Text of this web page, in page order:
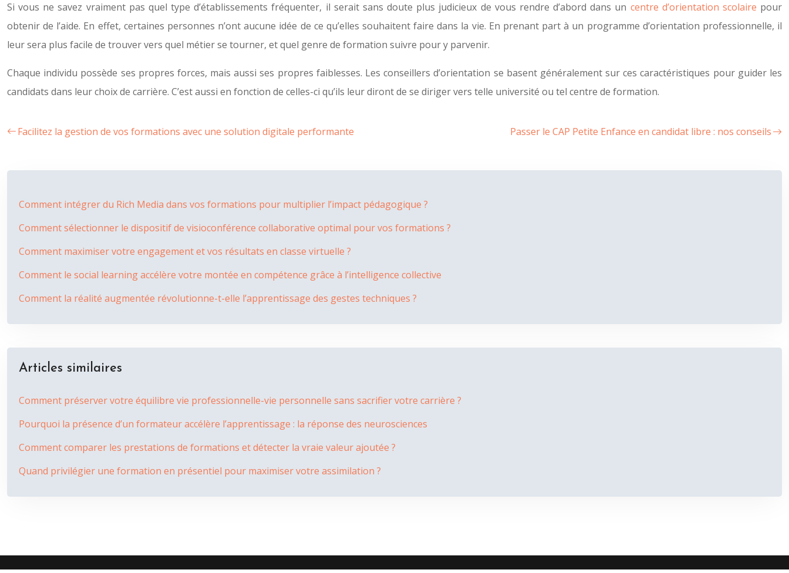
Si vous ne savez vraiment pas quel type d’établissements fréquenter, il serait sans doute plus judicieux de vous rendre d’abord dans un centre d’orientation scolaire pour
obtenir de l’aide. En effet, certaines personnes n’ont aucune idée de ce qu’elles souhaitent faire dans la vie. En prenant part à un programme d’orientation professionnelle, il
leur sera plus facile de trouver vers quel métier se tourner, et quel genre de formation suivre pour y parvenir.
Chaque individu possède ses propres forces, mais aussi ses propres faiblesses. Les conseillers d’orientation se basent généralement sur ces caractéristiques pour guider les
candidats dans leur choix de carrière. C’est aussi en fonction de celles-ci qu’ils leur diront de se diriger vers telle université ou tel centre de formation.
Facilitez la gestion de vos formations avec une solution digitale performante Passer le CAP Petite Enfance en candidat libre : nos conseils
Comment intégrer du Rich Media dans vos formations pour multiplier l’impact pédagogique ?
Comment sélectionner le dispositif de visioconférence collaborative optimal pour vos formations ?
Comment maximiser votre engagement et vos résultats en classe virtuelle ?
Comment le social learning accélère votre montée en compétence grâce à l’intelligence collective
Comment la réalité augmentée révolutionne-t-elle l’apprentissage des gestes techniques ?
Articles similaires
Comment préserver votre équilibre vie professionnelle-vie personnelle sans sacrifier votre carrière ?
Pourquoi la présence d’un formateur accélère l’apprentissage : la réponse des neurosciences
Comment comparer les prestations de formations et détecter la vraie valeur ajoutée ?
Quand privilégier une formation en présentiel pour maximiser votre assimilation ?